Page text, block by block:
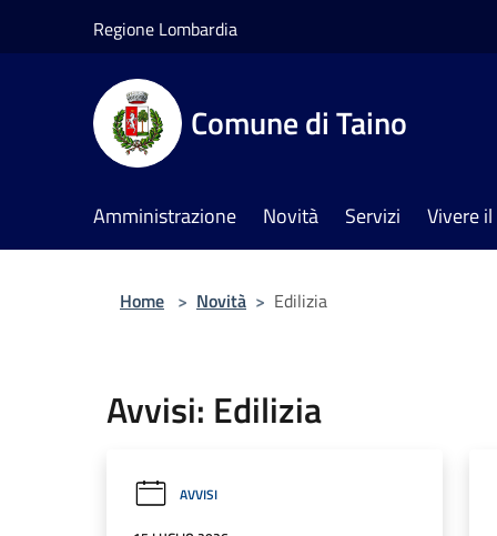
Regione Lombardia
Comune di Taino
Amministrazione Novità Servizi Vivere
Home > Novità > Edilizia
Avvisi: Edilizia
AVVISI